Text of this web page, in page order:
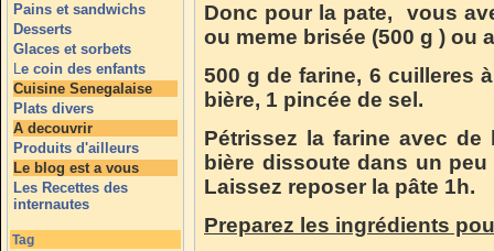
Pains et sandwichs
Desserts
Glaces et sorbets
Le coin des enfants
Cuisine Senegalaise
Plats divers
A decouvrir
Produits d'ailleurs
Le blog est a vous
Les Recettes des
internautes
Tag
Donc pour la pate, vous
ou meme brisée (500 g ) ou
500 g de farine, 6 cuilleres
bière, 1 pincée de sel.
Pétrissez la farine avec
bière dissoute dans un
Laissez reposer la pâte 1h.
Preparez les ingrédients